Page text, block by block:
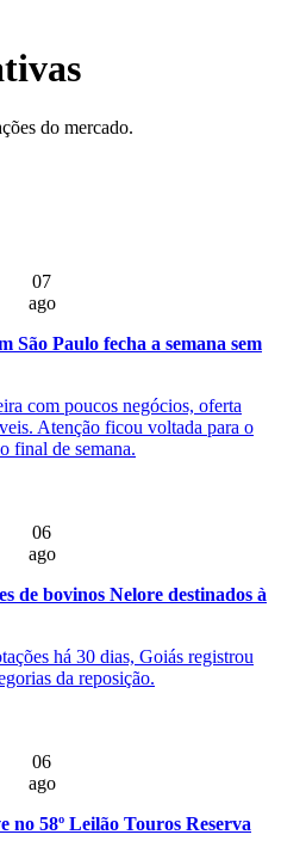
do mercado.
07
ago
São Paulo fecha a semana sem
com poucos negócios, oferta
Atenção ficou voltada para o
final de semana.
06
ago
de bovinos Nelore destinados à
há 30 dias, Goiás registrou
da reposição.
06
ago
no 58º Leilão Touros Reserva